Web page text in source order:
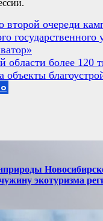
второй очереди
государственного
области более 120
объекты
экотуризма